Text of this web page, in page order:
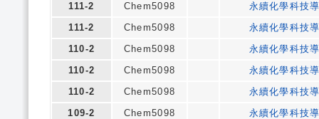
111-2
Chem5098
永續化學科技
111-2
Chem5098
永續化學科技
110-2
Chem5098
永續化學科技
110-2
Chem5098
永續化學科技
110-2
Chem5098
永續化學科技
109-2
Chem5098
永續化學科技